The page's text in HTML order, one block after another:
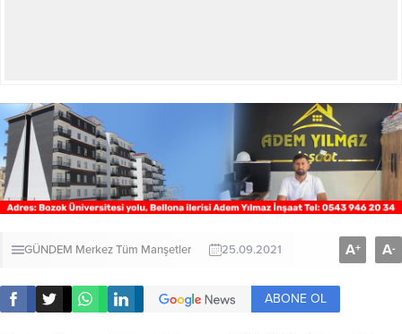
GÜNDEM MerkezTüm Manşetler 25.09.2021 A+ A-
ABONE OL